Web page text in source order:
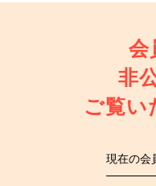
会
非
ご覧い
現在の会